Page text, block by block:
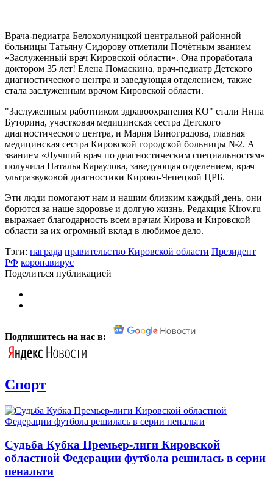
Врача-педиатра Белохолуницкой центральной районной
больницы Татьяну Сидорову отметили Почётным званием
«Заслуженный врач Кировской области». Она проработала
доктором 35 лет! Елена Помаскина, врач-педиатр Детского
диагностического центра и заведующая отделением, также
стала заслуженным врачом Кировской области.
"Заслуженным работником здравоохранения КО" стали Нина
Буторина, участковая медицинская сестра Детского
диагностического центра, и Мария Виноградова, главная
медицинская сестра Кировской городской больницы №2. А
званием «Лучший врач по диагностическим специальностям»
получила Наталья Караулова, заведующая отделением, врач
ультразвуковой диагностики Кирово-Чепецкой ЦРБ.
Эти люди помогают нам и нашим близким каждый день, они
борются за наше здоровье и долгую жизнь. Редакция Kirov.ru
выражает благодарность всем врачам Кирова и Кировской
области за их огромный вклад в любимое дело.
Тэги: награда правительство Кировской области Президент
РФ коронавирус
Поделиться публикацией
Подпишитесь на нас в:
Спорт
Судьба Кубка Премьер-лиги Кировской
областной Федерации футбола решилась в серии
пенальти